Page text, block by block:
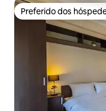
Preferido dos
Preferido dos